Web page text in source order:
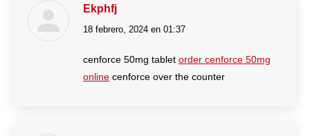
Ekphfj
dice:
18 febrero, 2024 en 01:37
cenforce 50mg tablet order cenforce 50mg
online cenforce over the counter